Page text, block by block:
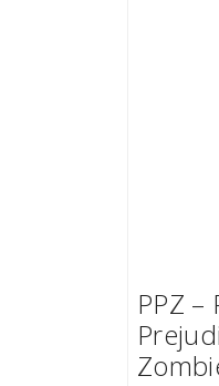
PPZ –